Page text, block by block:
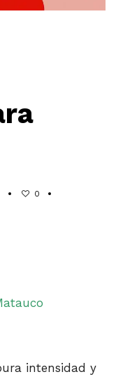
0
intensidad y